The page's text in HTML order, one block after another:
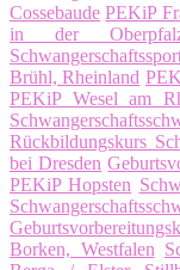
Cossebaude PEKiP
in der
Brühl, Rheinland
PEKiP Wesel am
Rückbildungskurs
bei Dresden
PEKiP Hopsten
Borken, Westfalen